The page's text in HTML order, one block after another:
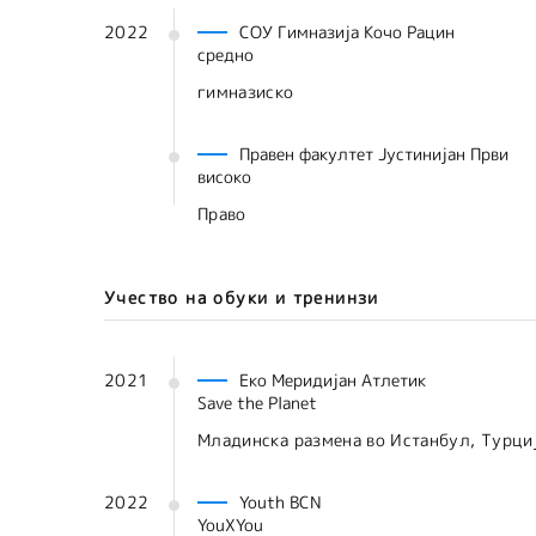
2022
СОУ Гимназија Кочо Рацин
средно
гимназиско
Правен факултет Јустинијан Први
високо
Право
Учество на обуки и тренинзи
2021
Еко Меридијан Атлетик
Save the Planet
Младинска размена во Истанбул,
2022
Youth BCN
YouXYou